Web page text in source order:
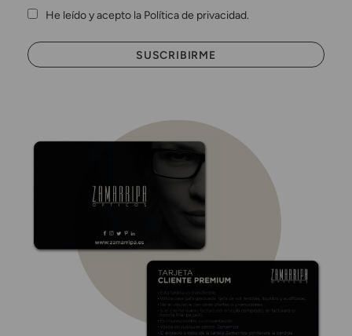
He leído y acepto la Política de privacidad.